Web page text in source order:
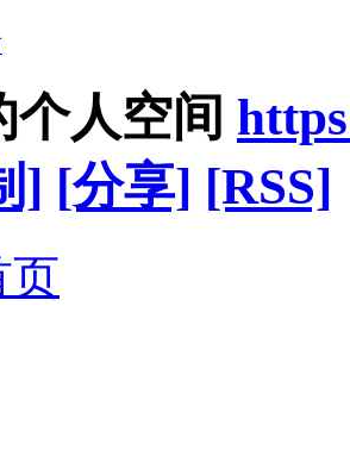
个人空间
] [分享] [RSS]
页